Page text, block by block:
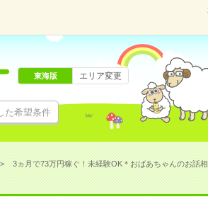
た希望条件
東海版 エリア変更
3ヵ月で73万円稼ぐ！未経験OK＊おばあちゃんのお話